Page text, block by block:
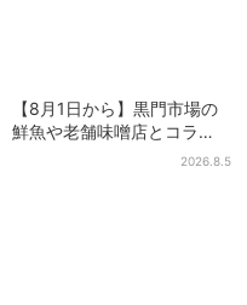
【8月1日から】黒門市場の
鮮魚や老舗味噌店とコラ
ボ、大阪・なんばのホテル
2026.8.5